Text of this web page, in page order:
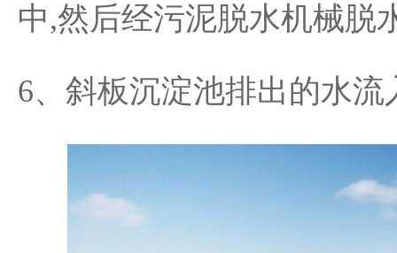
中,然后经污泥脱水机械脱
6、斜板沉淀池排出的水